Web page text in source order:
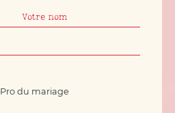
Pro du mariage